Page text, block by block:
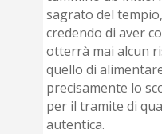
sagrato del
credendo di aver
otterrà mai alcun
quello di
precisamente lo
per il tramite di
autentica.